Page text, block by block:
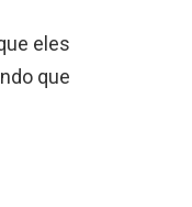
eles
que